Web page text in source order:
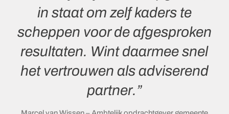
in staat om zelf kaders te
scheppen voor de afgesproken
resultaten. Wint daarmee snel
het vertrouwen als adviserend
partner.”